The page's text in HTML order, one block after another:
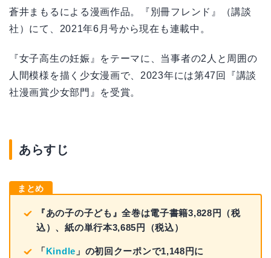
蒼井まもるによる漫画作品。『別冊フレンド』（講談
社）にて、2021年6月号から現在も連載中。
『女子高生の妊娠』をテーマに、当事者の2人と周囲の
人間模様を描く少女漫画で、2023年には第47回『講談
社漫画賞少女部門』を受賞。
あらすじ
まとめ
『あの子の子ども』全巻は電子書籍3,828円（税
込）、紙の単行本3,685円（税込）
「Kindle 」の初回クーポンで1,148円に